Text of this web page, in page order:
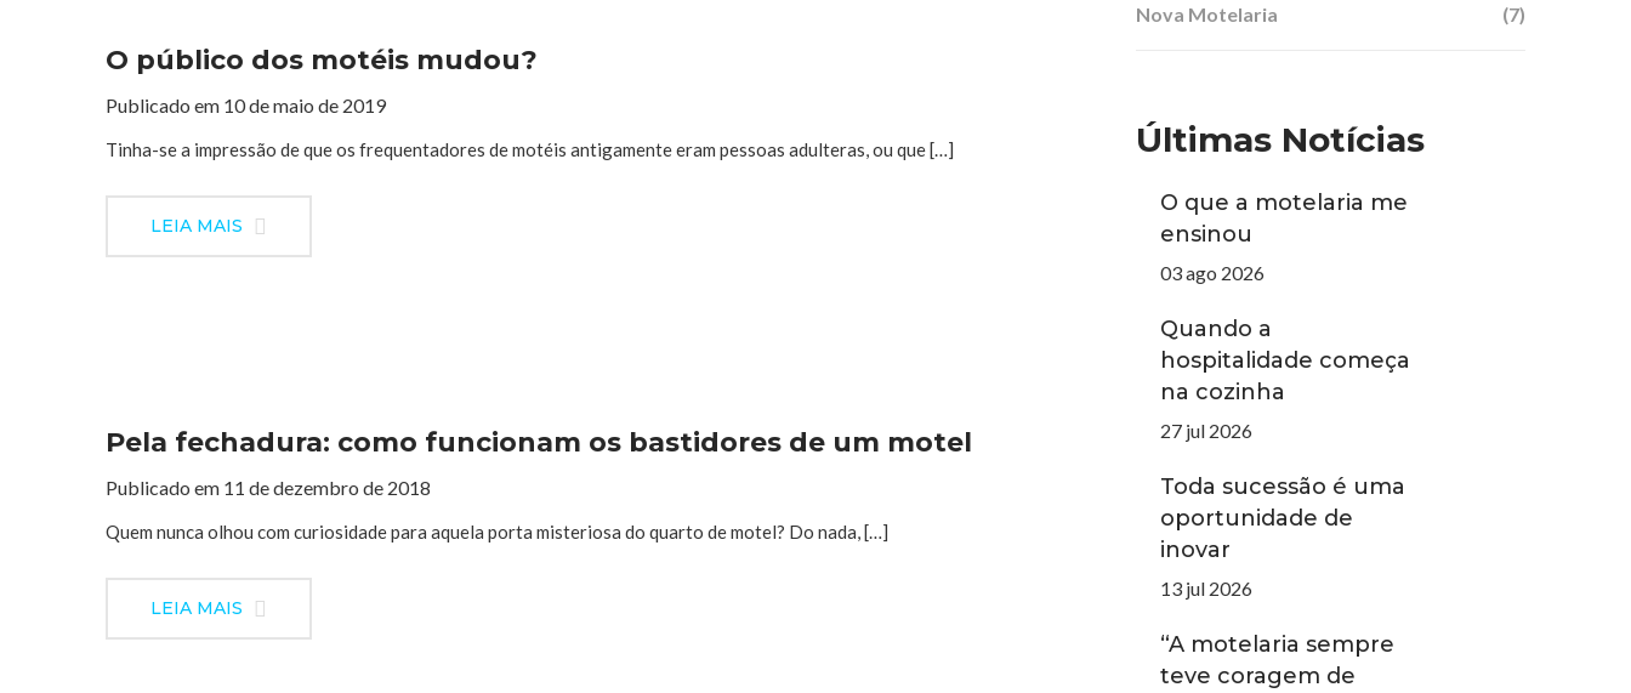
O público dos motéis mudou?
Publicado em 10 de maio de 2019
Tinha-se a impressão de que os frequentadores de motéis antigamente eram pessoas adulteras, ou que […]
LEIA MAIS
Pela fechadura: como funcionam os bastidores de um motel
Publicado em 11 de dezembro de 2018
Quem nunca olhou com curiosidade para aquela porta misteriosa do quarto de motel? Do nada, […]
LEIA MAIS
Nova Motelaria (7)
Últimas Notícias
O que a motelaria me
ensinou
03 ago 2026
Quando a
hospitalidade começa
na cozinha
27 jul 2026
Toda sucessão é uma
oportunidade de
inovar
13 jul 2026
“A motelaria sempre
teve coragem de